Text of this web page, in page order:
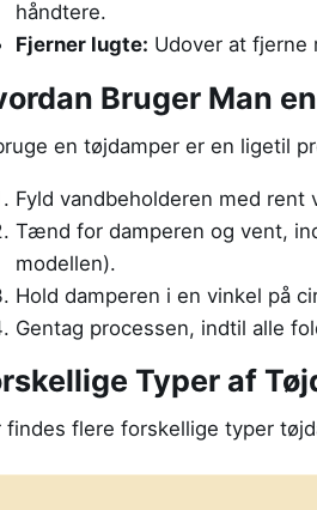
håndtere.
Fjerner lugte: Udover at fjerne
Bruger Man
en tøjdamper er en ligetil
Fyld vandbeholderen med rent
Tænd for damperen og vent,
modellen).
Hold damperen i en vinkel på
Gentag processen, indtil alle
Typer af
findes flere forskellige typer